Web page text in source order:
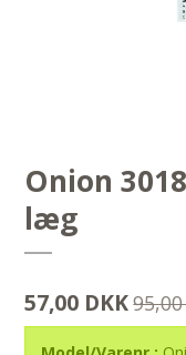
Onion
læg
57,00 DKK